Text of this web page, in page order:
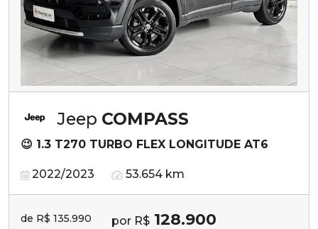
Jeep COMPASS
😉 1.3 T270 TURBO FLEX LONGITUDE AT6
2022/2023 53.654 km
de R$ 135.990 por R$ 128.900